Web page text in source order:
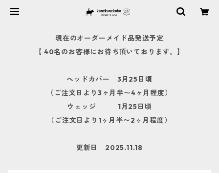
現在のオーダーメイド品発送予定
【 40名のお客様にお待ち頂いております。】
ヘッドカバー 3月25日頃
（ご注文日より3ヶ月半〜4ヶ月程度）
ウェッジ 1月25日頃
（ご注文日より1ヶ月半〜2ヶ月程度）
更新日 2025.11.18